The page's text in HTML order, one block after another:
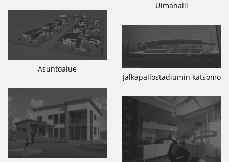
Uimahalli
Asuntoalue
Jalkapallostadiumin katsomo